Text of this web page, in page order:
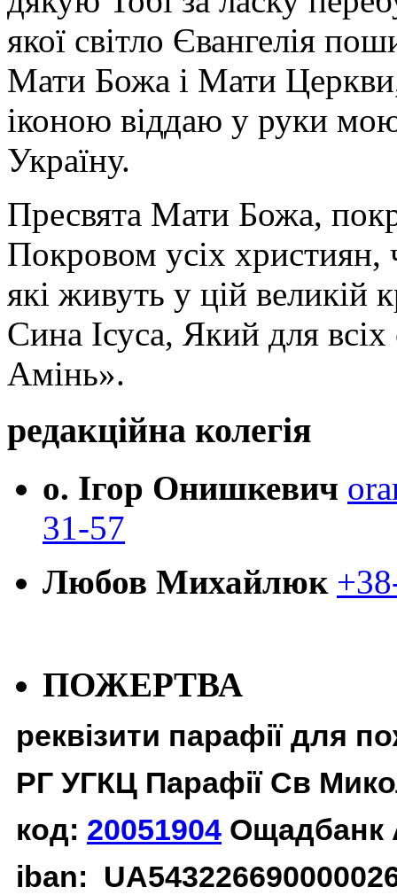
якої світло Євангелія
Мати Божа і Мати
іконою віддаю у руки
Україну.
Пресвята Мати Божа,
Покровом усіх християн,
які живуть у цій великій
Сина Ісуса, Який для
Амінь».
редакційна колегія
о. Ігор Онишкевич
31-57
Любов Михайлюк
ПОЖЕРТВА
реквізити парафії для
РГ УГКЦ Парафії Св
код: 20051904 Ощадбанк
iban: